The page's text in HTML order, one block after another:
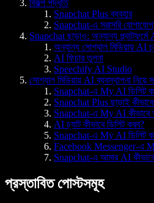
বিকল্প পদ্ধতি
Snapchat Plus ব্যবহার
Snapchat-এ সরাসরি যোগাযোগ
Snapchat ছাড়াও: অন্যান্য প্ল্যাটফর্মে
অন্যান্য সোশ্যাল মিডিয়ায় AI
AI ফিচার তুলনা
Speechify AI Studio
সোশ্যাল মিডিয়ায় AI ব্যবস্থাপনা নিয়ে
Snapchat-এ My AI ডিলিট
Snapchat Plus ছাড়াই
Snapchat-এ My AI কীভাবে
AI চ্যাট কীভাবে ডিলিট করব?
Snapchat-এ My AI ডিলিট
Facebook Messenger-এ
Snapchat-এ আমার AI কীভাবে
প্রস্তাবিত পোস্টসমূহ